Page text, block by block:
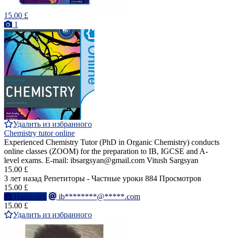
15.00 £
1
Удалить из избранного
Chemistry tutor online
Experienced Chemistry Tutor (PhD in Organic Chemistry) conducts
online classes (ZOOM) for the preparation to IB, IGCSE and A-
level exams. E-mail: ibsargsyan@gmail.com Vitush Sargsyan
15.00 £
3 лет назад Репетиторы - Частные уроки 884 Просмотров
15.00 £
Написать
ib********@*****.com
15.00 £
Удалить из избранного